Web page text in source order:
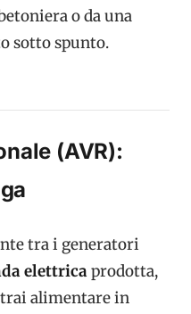
o da una
sotto spunto.
(AVR):
tra i generatori
elettricaprodotta,
alimentare in